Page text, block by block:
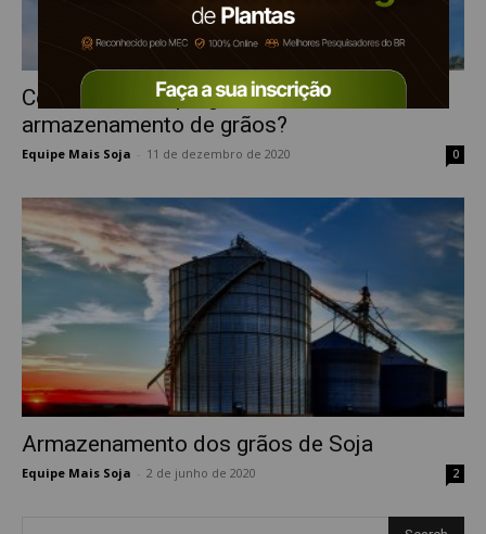
Como tratar as pragas durante o
armazenamento de grãos?
Equipe Mais Soja 11 de dezembro de 2020 0
Armazenamento dos grãos de Soja
Equipe Mais Soja 2 de junho de 2020 2